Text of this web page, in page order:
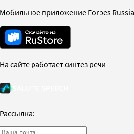
Мобильное приложение Forbes
На сайте работает синтез речи
Рассылка: